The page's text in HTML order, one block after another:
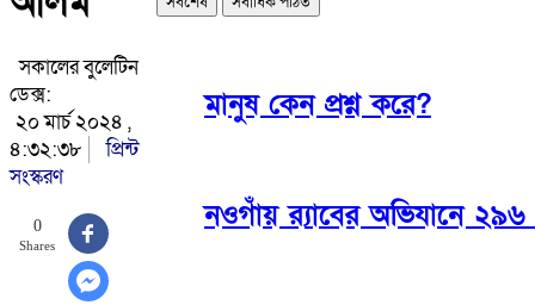
সকালের বুলেটিন
ডেক্স:
২০ মার্চ ২০২৪ ,
৪:৩২:৩৮
প্রিন্ট
সংস্করণ
0
Shares
মানুষ কেন প্রশ্ন করে?
নওগাঁয় র‌্যাবের অভিযানে ২৯৬